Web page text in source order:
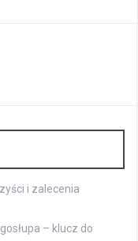
i zalecenia
– klucz do